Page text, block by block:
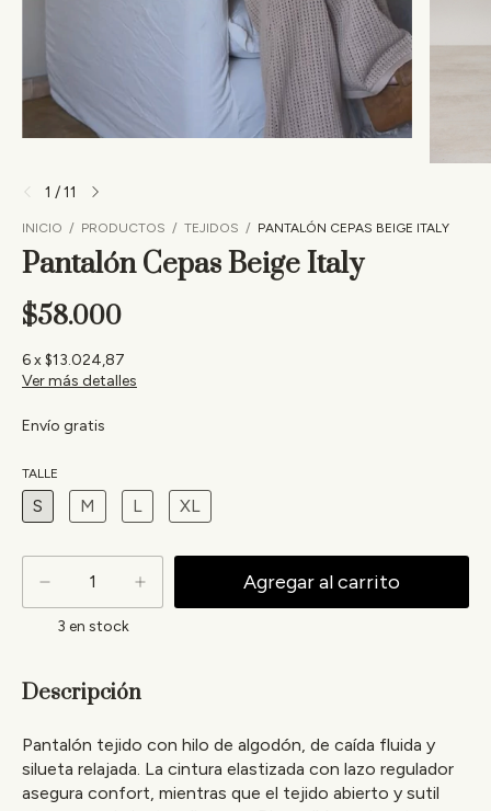
1 /11
INICIO / PRODUCTOS / TEJIDOS / PANTALÓN CEPAS BEIGE ITALY
Pantalón Cepas Beige Italy
$58.000
6x$13.024,87
Ver más detalles
Envío gratis
TALLE
S M L XL
3 en stock
Descripción
Pantalón tejido con hilo de algodón, de caída fluida y
silueta relajada. La cintura elastizada con lazo regulador
asegura confort, mientras que el tejido abierto y sutil